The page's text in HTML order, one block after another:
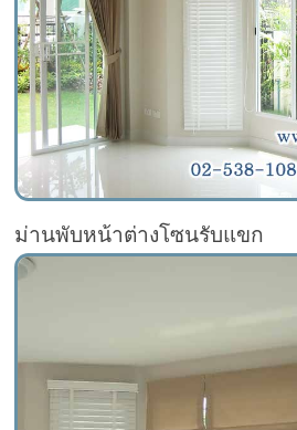
ม่านพับหน้าต่างโซนรับแขก